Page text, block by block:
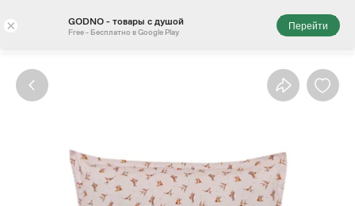
× GODNO - товары с душой
Free - Бесплатно в Google Play
Перейти